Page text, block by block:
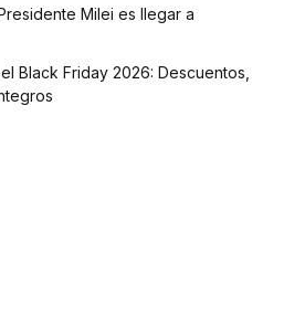
Milei es llegar a
Black Friday 2026: Descuentos,